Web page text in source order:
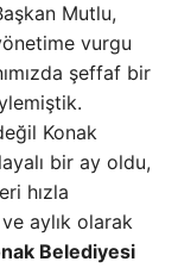
Mutlu,
vurgu
şeffaf bir
Konak
bir ay oldu,
hızla
aylık olarak
Belediyesi